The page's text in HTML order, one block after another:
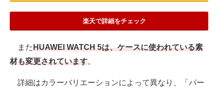
楽天で詳細をチェック
またHUAWEI WATCH 5は、ケースに使われている素
材も変更されています。
詳細はカラーバリエーションによって異なり、「パー